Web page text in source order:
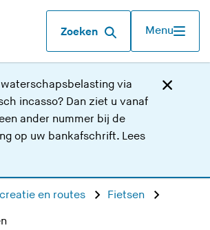
Zoeken Menu
via
incasso? Dan ziet u vanaf
ander nummer bij de
op uw bankafschrift. Lees
en routes
Fietsen